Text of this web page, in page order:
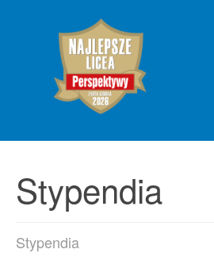
Stypendia
Stypendia